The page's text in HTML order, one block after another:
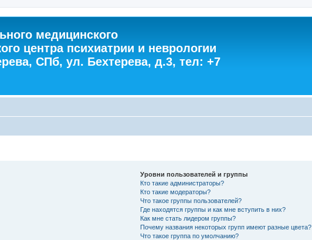
медицинского
центра психиатрии и неврологии
СПб, ул. Бехтерева, д.3, тел: +7
Уровни пользователей и группы
Кто такие администраторы?
Кто такие модераторы?
Что такое группы пользователей?
Где находятся группы и как мне вступить в них?
Как мне стать лидером группы?
Почему названия некоторых групп имеют разные цвета?
Что такое группа по умолчанию?